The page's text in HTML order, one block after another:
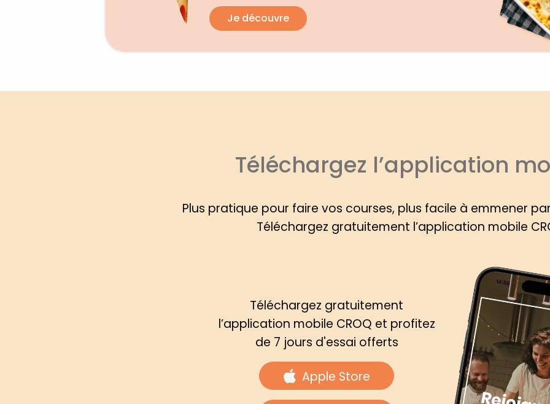
Je découvre
Téléchargez l’application
Plus pratique pour faire vos courses, plus facile à emmener
Téléchargez gratuitement l’application mobile
Téléchargez gratuitement
l’application mobile CROQ et profitez
de 7 jours d'essai offerts
Apple Store